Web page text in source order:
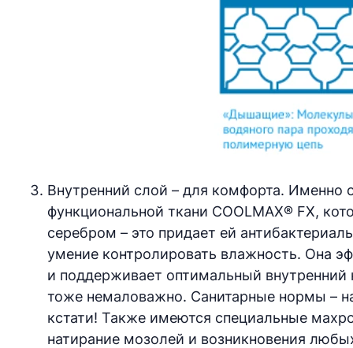
Внутренний слой – для комфорта. Именно
функциональной ткани COOLMAX® FX,
серебром – это придает ей
умение контролировать влажность. Она
и поддерживает оптимальный
тоже немаловажно. Санитарные нормы –
кстати! Также имеются специальные
натирание мозолей и возникновения